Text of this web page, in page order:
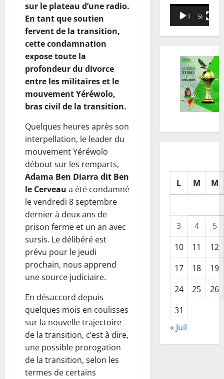
sur le plateau d’une radio.
En tant que soutien
fervent de la transition,
cette condamnation
expose toute la
profondeur du divorce
entre les militaires et le
mouvement Yéréwolo,
bras civil de la transition.
Quelques heures après son
interpellation, le leader du
mouvement Yéréwolo
débout sur les remparts,
Adama Ben Diarra dit Ben
le Cerveau a été condamné
le vendredi 8 septembre
dernier à deux ans de
prison ferme et un an avec
sursis. Le délibéré est
prévu pour le jeudi
prochain, nous apprend
une source judiciaire.
En désaccord depuis
quelques mois en coulisses
sur la nouvelle trajectoire
de la transition, c’est à dire,
une possible prorogation
de la transition, selon les
termes de certains
Lecteur
vidéo
00:00 58:18
L M M
3 4
5
10
11
12
17
18
19
24
25
26
31
« Juil